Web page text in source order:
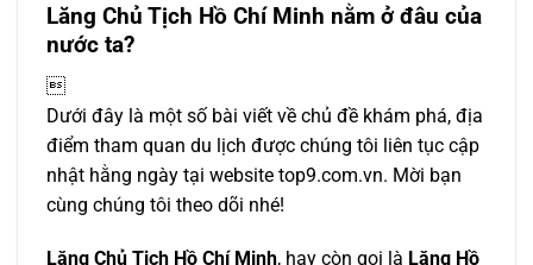
Lăng Chủ Tịch Hồ Chí Minh nằm ở đâu của
nước ta?

Dưới đây là một số bài viết về chủ đề khám phá, địa
điểm tham quan du lịch được chúng tôi liên tục cập
nhật hằng ngày tại website top9.com.vn. Mời bạn
cùng chúng tôi theo dõi nhé!
Lăng Chủ Tịch Hồ Chí Minh, hay còn gọi là Lăng Hồ